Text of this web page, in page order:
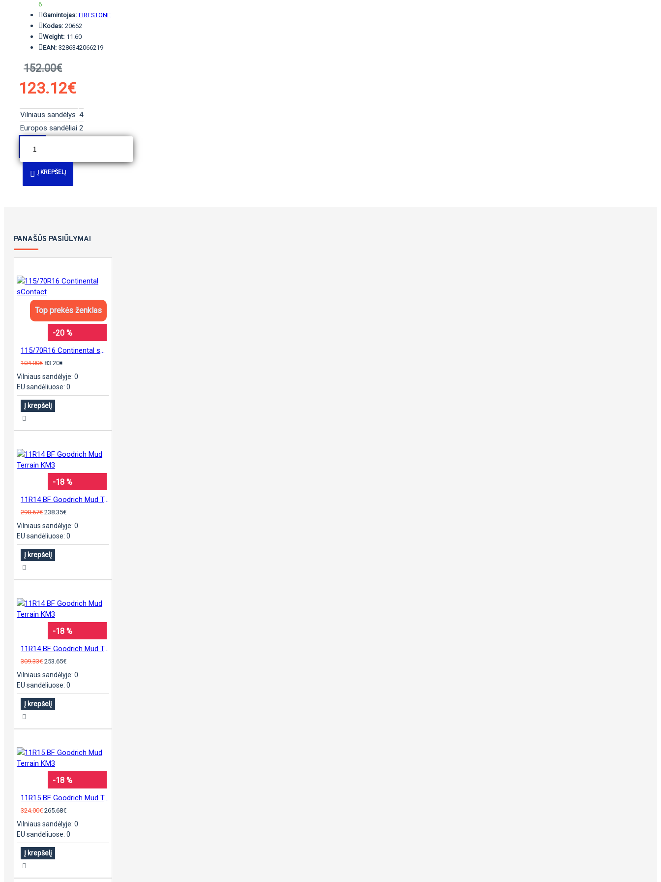
6
Gamintojas: FIRESTONE
Kodas: 20662
Weight: 11.60
EAN: 3286342066219
152.00€
123.12€
Vilniaus sandėlys 4
Europos sandėliai 2
Į KREPŠELĮ
PANAŠŪS PASIŪLYMAI
Top prekės ženklas
-20 %
115/70R16 Continental sContact
104.00€ 83.20€
Vilniaus sandėlyje: 0
EU sandėliuose: 0
Į krepšelį
-18 %
11R14 BF Goodrich Mud Terrain KM3
290.67€ 238.35€
Vilniaus sandėlyje: 0
EU sandėliuose: 0
Į krepšelį
-18 %
11R14 BF Goodrich Mud Terrain KM3
309.33€ 253.65€
Vilniaus sandėlyje: 0
EU sandėliuose: 0
Į krepšelį
-18 %
11R15 BF Goodrich Mud Terrain KM3
324.00€ 265.68€
Vilniaus sandėlyje: 0
EU sandėliuose: 0
Į krepšelį